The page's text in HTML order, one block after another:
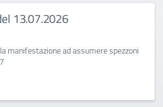
13.07.2026
manifestazione ad assumere spezzoni